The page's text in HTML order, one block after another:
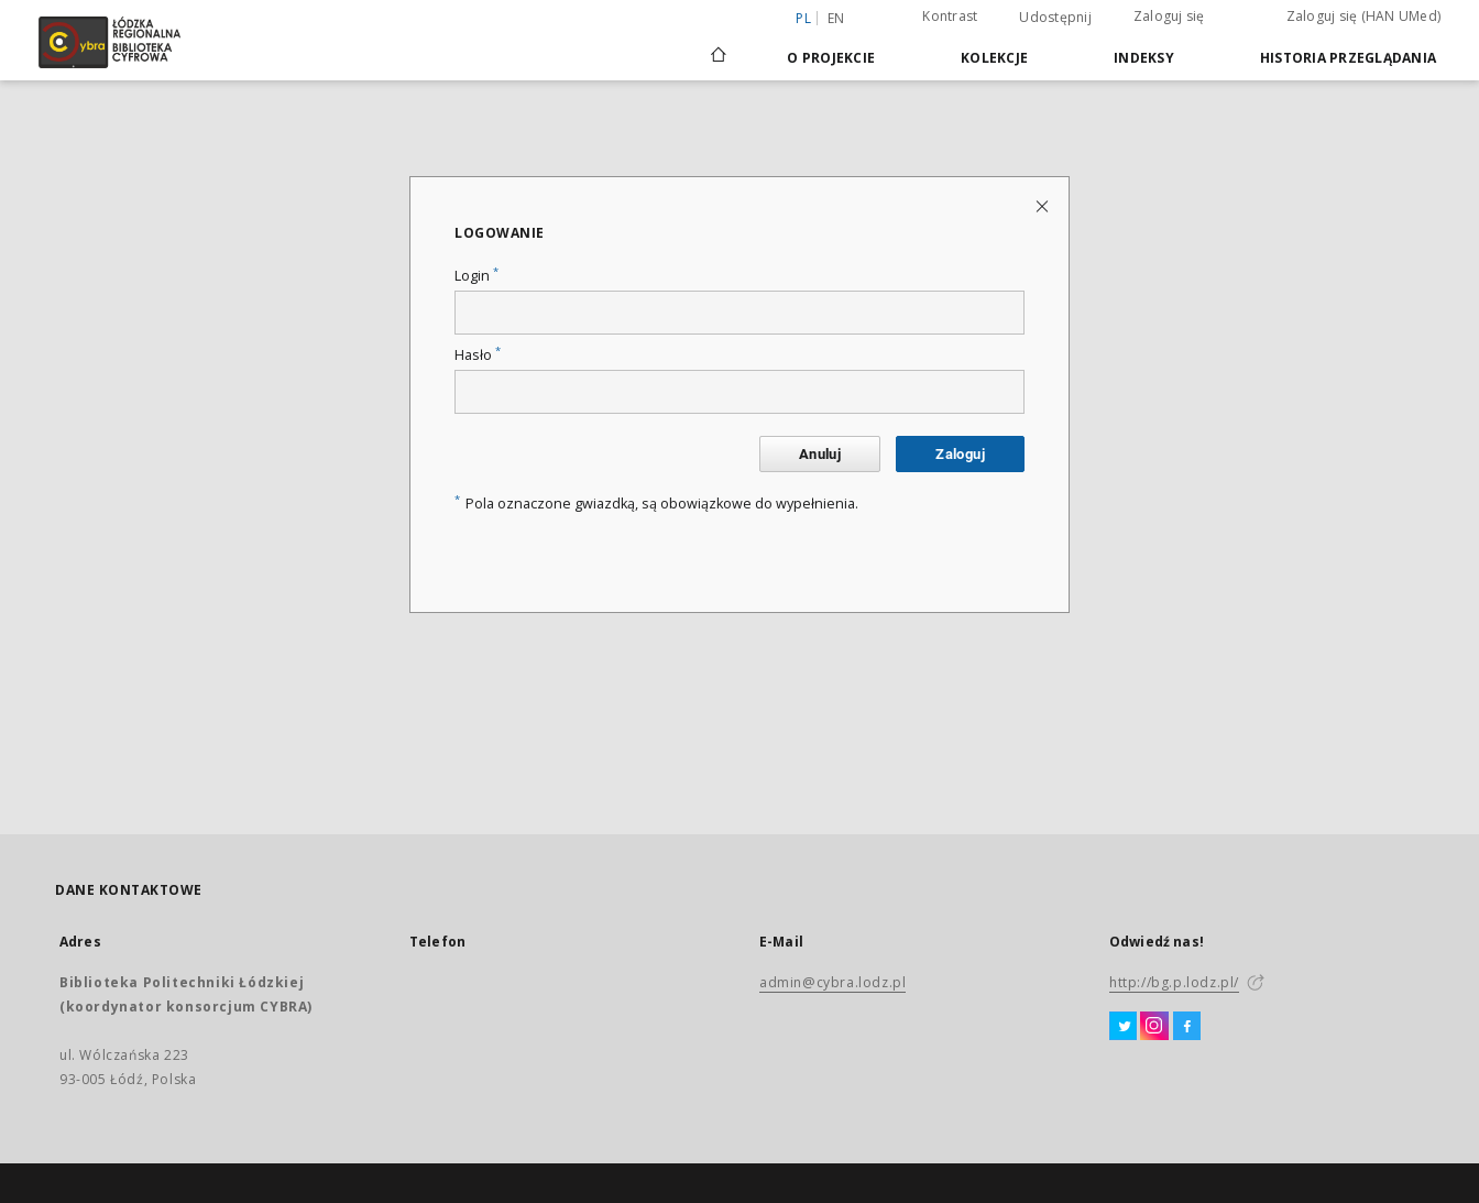
PL EN Kontrast Udostępnij Zaloguj się Zaloguj się (HAN UMed)
O PROJEKCIE KOLEKCJE INDEKSY HISTORIA PRZEGLĄDANIA
LOGOWANIE
Login *
Hasło *
Anuluj Zaloguj
* Pola oznaczone gwiazdką, są obowiązkowe do wypełnienia.
DANE KONTAKTOWE
Adres
Biblioteka Politechniki Łódzkiej
(koordynator konsorcjum CYBRA)
ul. Wólczańska 223
93-005 Łódź, Polska
Telefon E-Mail
admin@cybra.lodz.pl
Odwiedź nas!
http://bg.p.lodz.pl/